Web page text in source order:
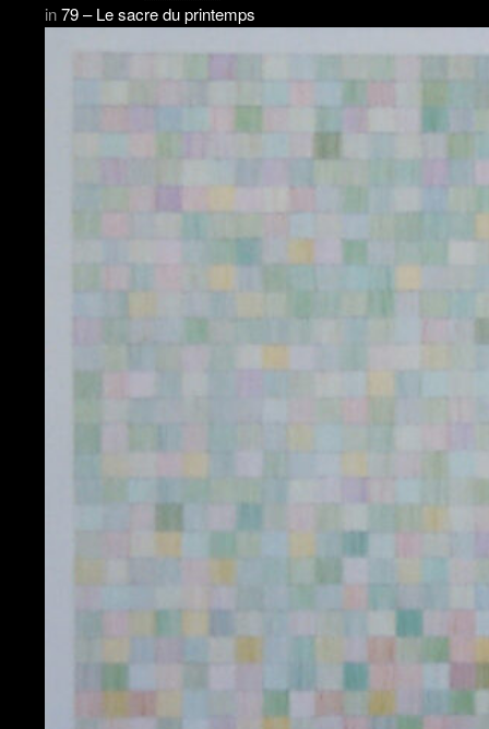
in79 – Le sacre du printemps